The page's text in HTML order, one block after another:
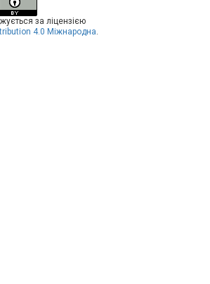
за ліцензією
4.0 Міжнародна.